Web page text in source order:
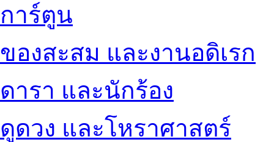
การ์ตูน
ของสะสม และงานอดิเรก
ดารา และนักร้อง
ดูดวง และโหราศาสตร์